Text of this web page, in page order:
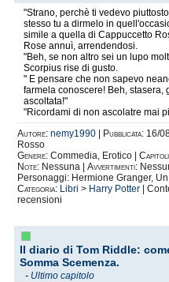
"Strano, perchè ti vedevo
stesso tu a dirmelo in
simile a quella di Cappuccetto
Rose annuì, arrendendosi.
"Beh, se non altro sei un lupo
Scorpius rise di gusto.
" E pensare che non sapevo
farmela conoscere! Beh, stasera,
ascoltata!"
"Ricordami di non ascolatre mai
Autore: nemy1990 Pubblicata: 16/
Rosso
Genere: Commedia, Erotico |
Note: Nessuna | Avvertimenti:
Personaggi: Hermione Granger,
Categoria: Libri > Harry Potter |
recensioni
Il diario di Tom Riddle:
Somma Scemenza.
- Ultimo capitolo